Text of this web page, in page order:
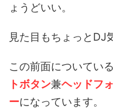
ょうどいい。
見た目もちょっとDJ
この前面についてい
トボタン兼ヘッドフ
ーになっています。